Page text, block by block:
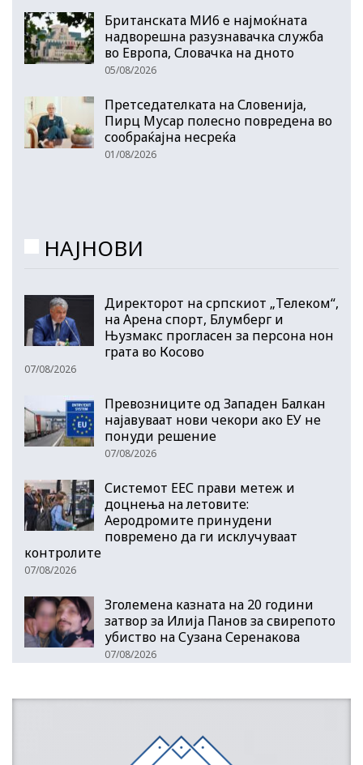
Британската МИ6 е најмоќната
надворешна разузнавачка служба
во Европа, Словачка на дното
05/08/2026
Претседателката на Словенија,
Пирц Мусар полесно повредена во
сообраќајна несреќа
01/08/2026
НАЈНОВИ
Директорот на српскиот „Телеком“,
на Арена спорт, Блумберг и
Њузмакс прогласен за персона нон
грата во Косово
07/08/2026
Превозниците од Западен Балкан
најавуваат нови чекори ако ЕУ не
понуди решение
07/08/2026
Системот ЕЕС прави метеж и
доцнења на летовите:
Аеродромите принудени
повремено да ги исклучуваат
контролите
07/08/2026
Зголемена казната на 20 години
затвор за Илија Панов за свирепото
убиство на Сузана Серенакова
07/08/2026